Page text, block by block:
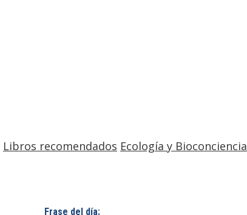
Libros recomendados Ecología y Bioconciencia
Frase del día: